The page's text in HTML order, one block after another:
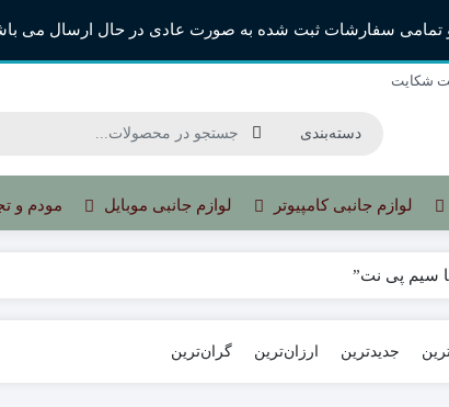
تمامی سفارشات ثبت شده به صورت عادی در حال ارسال می
شکایت
لوازم جانبی کامپیوتر لوازم جانبی موبایل مودم و
سیم پی نت”
جدیدترین ارزان‌ترین گران‌ترین